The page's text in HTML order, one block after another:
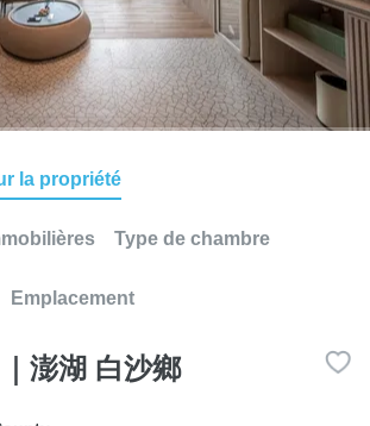
la propriété
Type de chambre
Emplacement
澎湖 白沙鄉